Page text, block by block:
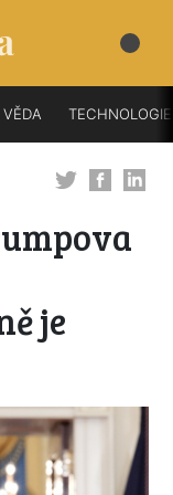
VĚDA TECHNOLOGIE
je